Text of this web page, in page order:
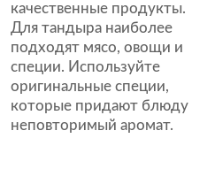
качественные продукты.
Для тандыра наиболее
подходят мясо, овощи и
специи. Используйте
оригинальные специи,
которые придают блюду
неповторимый аромат.